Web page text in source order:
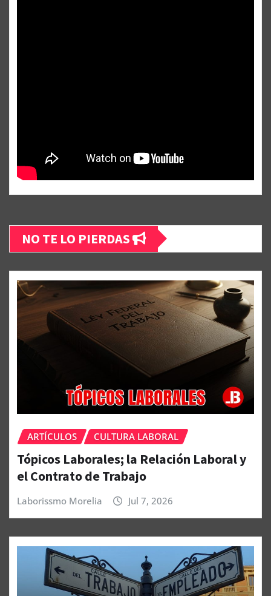
NO TE LO PIERDAS
ARTÍCULOS CULTURA LABORAL
Tópicos Laborales; la Relación Laboral y
el Contrato de Trabajo
Laborissmo Morelia Jul 7, 2026